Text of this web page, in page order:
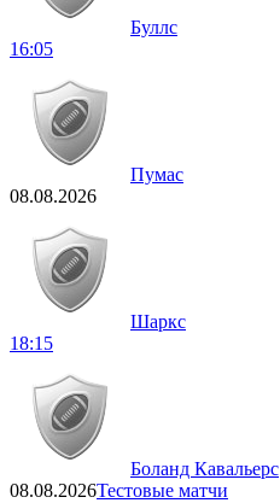
Буллс
16:05
Пумас
08.08.2026
Шаркс
18:15
Боланд Кавальерс
08.08.2026Тестовые матчи